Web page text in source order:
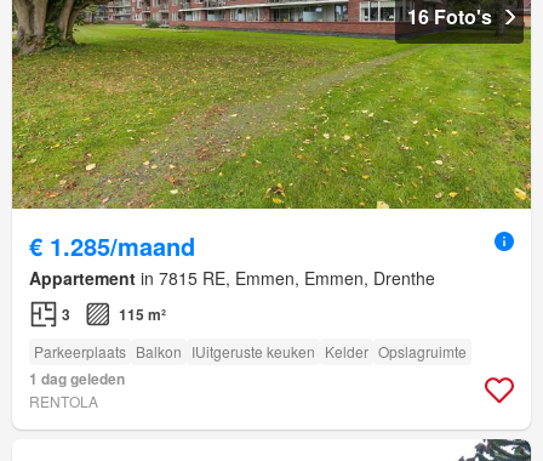
16 Foto's
€ 1.285/maand
Appartement in 7815 RE, Emmen, Emmen, Drenthe
3 115 m²
Parkeerplaats Balkon IUitgeruste keuken Kelder Opslagruimte
1 dag geleden
RENTOLA